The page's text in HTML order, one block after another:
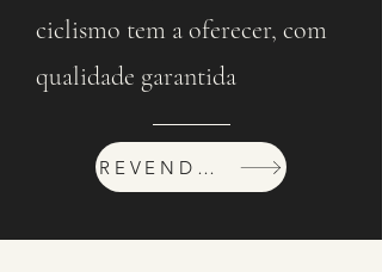
ciclismo tem a oferecer, com
qualidade garantida
REVENDEDORES